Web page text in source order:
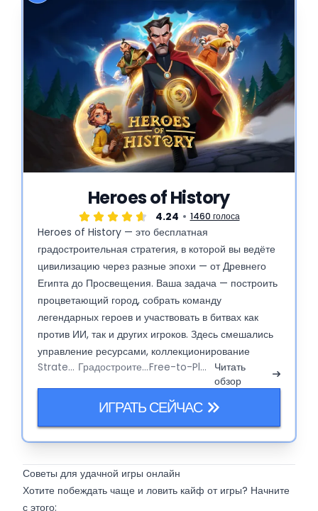
Heroes of History
4.24 1460 голоса
Heroes of History — это бесплатная
градостроительная стратегия, в которой вы ведёте
цивилизацию через разные эпохи — от Древнего
Египта до Просвещения. Ваша задача — построить
процветающий город, собрать команду
легендарных героев и участвовать в битвах как
против ИИ, так и других игроков. Здесь смешались
управление ресурсами, коллекционирование
героев и тактические сражения, а играть можно
прямо в браузере или на телефоне. Игра радует
стильной графикой и историческим очарованием,
Strategy Градостроитель Free-to-Play
Читать
обзор
ИГРАТЬ СЕЙЧАС
Советы для удачной игры онлайн
Хотите побеждать чаще и ловить кайф от игры? Начните
с этого: